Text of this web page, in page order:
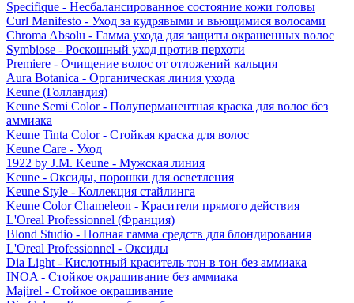
Specifique - Несбалансированное состояние кожи головы
Curl Manifesto - Уход за кудрявыми и вьющимися волосами
Chroma Absolu - Гамма ухода для защиты окрашенных волос
Symbiose - Роскошный уход против перхоти
Premiere - Очищение волос от отложений кальция
Aura Botanica - Органическая линия ухода
Keune (Голландия)
Keune Semi Color - Полуперманентная краска для волос без
аммиака
Keune Tinta Color - Стойкая краска для волос
Keune Care - Уход
1922 by J.M. Keune - Мужская линия
Keune - Оксиды, порошки для осветления
Keune Style - Коллекция стайлинга
Keune Color Chameleon - Красители прямого действия
L'Oreal Professionnel (Франция)
Blond Studio - Полная гамма средств для блондирования
L'Oreal Professionnel - Оксиды
Dia Light - Кислотный краситель тон в тон без аммиака
INOA - Стойкое окрашивание без аммиака
Majirel - Стойкое окрашивание